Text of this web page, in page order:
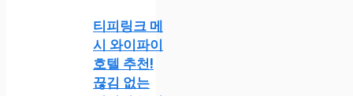
티피링크 메
시 와이파이
호텔 추천!
끊김 없는